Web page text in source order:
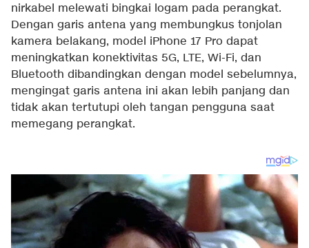
nirkabel melewati bingkai logam pada perangkat.
Dengan garis antena yang membungkus tonjolan
kamera belakang, model iPhone 17 Pro dapat
meningkatkan konektivitas 5G, LTE, Wi-Fi, dan
Bluetooth dibandingkan dengan model sebelumnya,
mengingat garis antena ini akan lebih panjang dan
tidak akan tertutupi oleh tangan pengguna saat
memegang perangkat.